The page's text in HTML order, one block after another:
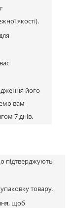
якості).
його
вам
7 днів.
підтверджують
товару.
щоб